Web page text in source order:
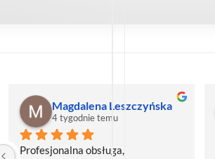
Magdalena Leszczyńska
4 tygodnie temu
Profesjonalna obsługa,